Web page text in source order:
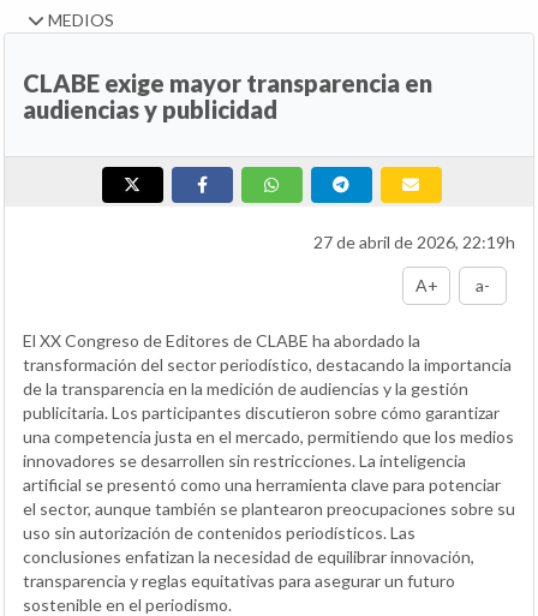
MEDIOS
CLABE exige mayor transparencia en
audiencias y publicidad
27 de abril de 2026, 22:19h
A+ a-
El XX Congreso de Editores de CLABE ha abordado la
transformación del sector periodístico, destacando la importancia
de la transparencia en la medición de audiencias y la gestión
publicitaria. Los participantes discutieron sobre cómo garantizar
una competencia justa en el mercado, permitiendo que los medios
innovadores se desarrollen sin restricciones. La inteligencia
artificial se presentó como una herramienta clave para potenciar
el sector, aunque también se plantearon preocupaciones sobre su
uso sin autorización de contenidos periodísticos. Las
conclusiones enfatizan la necesidad de equilibrar innovación,
transparencia y reglas equitativas para asegurar un futuro
sostenible en el periodismo.